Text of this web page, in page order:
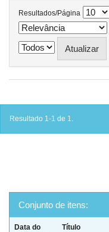
Resultados/Página
Resultado 1-1 de 1.
Conjunto de itens:
Data do
Título